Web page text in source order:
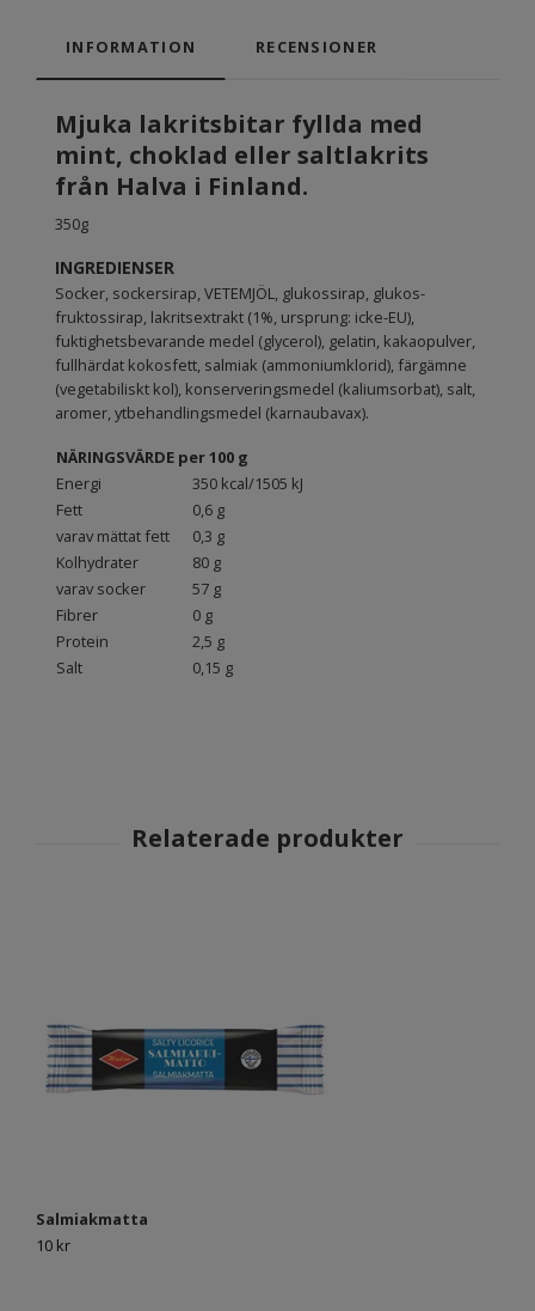
INFORMATION RECENSIONER
Mjuka lakritsbitar fyllda med
mint, choklad eller saltlakrits
från Halva i Finland.
350g
INGREDIENSER
Socker, sockersirap, VETEMJÖL, glukossirap, glukos-
fruktossirap, lakritsextrakt (1%, ursprung: icke-EU),
fuktighetsbevarande medel (glycerol), gelatin, kakaopulver,
fullhärdat kokosfett, salmiak (ammoniumklorid), färgämne
(vegetabiliskt kol), konserveringsmedel (kaliumsorbat), salt,
aromer, ytbehandlingsmedel (karnaubavax).
NÄRINGSVÄRDE per 100 g
Energi
350 kcal/1505 kJ
Fett
0,6 g
varav mättat fett
0,3 g
Kolhydrater
80 g
varav socker
57 g
Fibrer
0 g
Protein
2,5 g
Salt
0,15 g
Salmiakmatta
10 kr